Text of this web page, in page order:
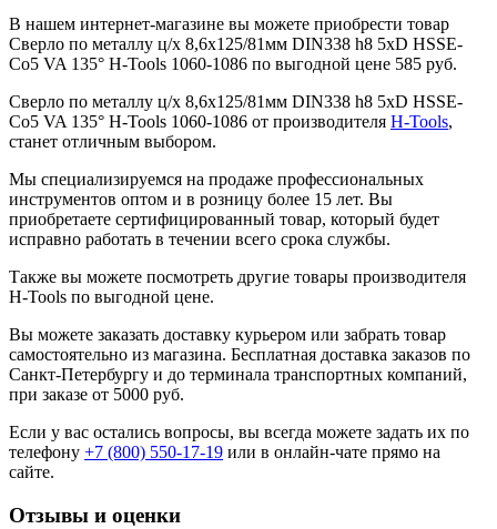
В нашем интернет-магазине вы можете приобрести товар
Сверло по металлу ц/х 8,6x125/81мм DIN338 h8 5xD HSSE-
Co5 VA 135° H-Tools 1060-1086 по выгодной цене 585 руб.
Сверло по металлу ц/х 8,6x125/81мм DIN338 h8 5xD HSSE-
Co5 VA 135° H-Tools 1060-1086 от производителя H-Tools,
станет отличным выбором.
Мы специализируемся на продаже профессиональных
инструментов оптом и в розницу более 15 лет. Вы
приобретаете сертифицированный товар, который будет
исправно работать в течении всего срока службы.
Также вы можете посмотреть другие товары производителя
H-Tools по выгодной цене.
Вы можете заказать доставку курьером или забрать товар
самостоятельно из магазина. Бесплатная доставка заказов по
Санкт-Петербургу и до терминала транспортных компаний,
при заказе от 5000 руб.
Если у вас остались вопросы, вы всегда можете задать их по
телефону +7 (800) 550-17-19 или в онлайн-чате прямо на
сайте.
Отзывы и оценки